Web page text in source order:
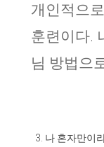
개인적으
훈련이다.
님 방법으
나 혼자만이